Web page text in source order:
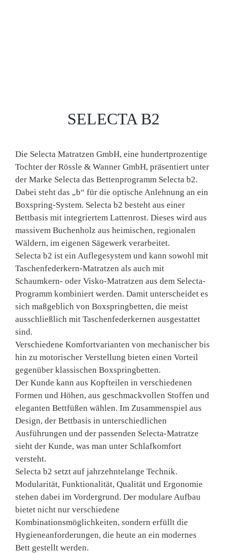
SELECTA B2
Die Selecta Matratzen GmbH, eine hundertprozentige
Tochter der Rössle & Wanner GmbH, präsentiert unter
der Marke Selecta das Bettenprogramm Selecta b2.
Dabei steht das „b“ für die optische Anlehnung an ein
Boxspring-System. Selecta b2 besteht aus einer
Bettbasis mit integriertem Lattenrost. Dieses wird aus
massivem Buchenholz aus heimischen, regionalen
Wäldern, im eigenen Sägewerk verarbeitet.
Selecta b2 ist ein Auflegesystem und kann sowohl mit
Taschenfederkern-Matratzen als auch mit
Schaumkern- oder Visko-Matratzen aus dem Selecta-
Programm kombiniert werden. Damit unterscheidet es
sich maßgeblich von Boxspringbetten, die meist
ausschließlich mit Taschenfederkernen ausgestattet
sind.
Verschiedene Komfortvarianten von mechanischer bis
hin zu motorischer Verstellung bieten einen Vorteil
gegenüber klassischen Boxspringbetten.
Der Kunde kann aus Kopfteilen in verschiedenen
Formen und Höhen, aus geschmackvollen Stoffen und
eleganten Bettfüßen wählen. Im Zusammenspiel aus
Design, der Bettbasis in unterschiedlichen
Ausführungen und der passenden Selecta-Matratze
sieht der Kunde, was man unter Schlafkomfort
versteht.
Selecta b2 setzt auf jahrzehntelange Technik.
Modularität, Funktionalität, Qualität und Ergonomie
stehen dabei im Vordergrund. Der modulare Aufbau
bietet nicht nur verschiedene
Kombinationsmöglichkeiten, sondern erfüllt die
Hygieneanforderungen, die heute an ein modernes
Bett gestellt werden.